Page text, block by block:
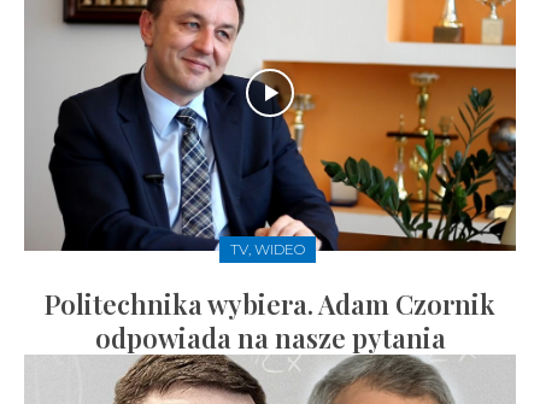
TV, WIDEO
Politechnika wybiera. Adam Czornik
odpowiada na nasze pytania